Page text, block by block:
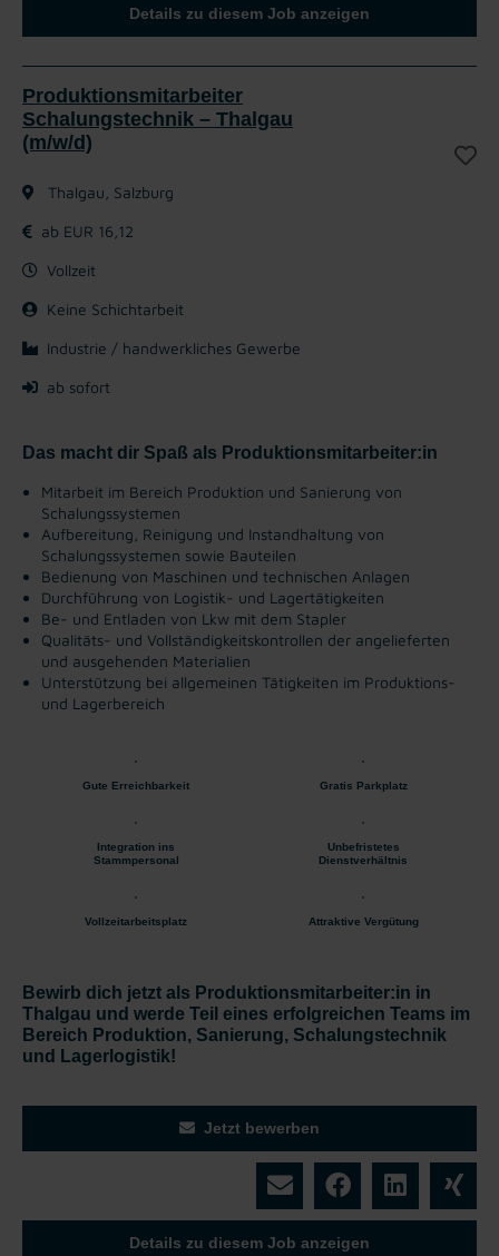
Details zu diesem Job anzeigen
Produktionsmitarbeiter
Schalungstechnik – Thalgau
(m/w/d)
Thalgau, Salzburg
ab EUR 16,12
Vollzeit
Keine Schichtarbeit
Industrie / handwerkliches Gewerbe
ab sofort
Das macht dir Spaß als Produktionsmitarbeiter:in
Mitarbeit im Bereich Produktion und Sanierung von
Schalungssystemen
Aufbereitung, Reinigung und Instandhaltung von
Schalungssystemen sowie Bauteilen
Bedienung von Maschinen und technischen Anlagen
Durchführung von Logistik- und Lagertätigkeiten
Be- und Entladen von Lkw mit dem Stapler
Qualitäts- und Vollständigkeitskontrollen der angelieferten
und ausgehenden Materialien
Unterstützung bei allgemeinen Tätigkeiten im Produktions-
und Lagerbereich
Gute Erreichbarkeit Gratis Parkplatz
Integration ins
Stammpersonal
Unbefristetes
Dienstverhältnis
Vollzeitarbeitsplatz Attraktive Vergütung
Bewirb dich jetzt als Produktionsmitarbeiter:in in
Thalgau und werde Teil eines erfolgreichen Teams im
Bereich Produktion, Sanierung, Schalungstechnik
und Lagerlogistik!
Jetzt bewerben
Details zu diesem Job anzeigen